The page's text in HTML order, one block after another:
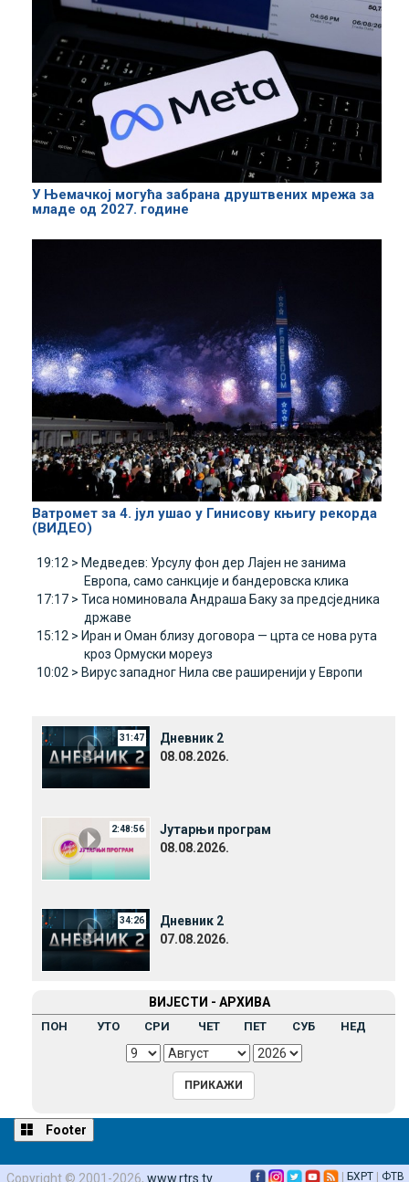
У Њемачкој могућа забрана друштвених мрежа за
младе од 2027. године
Ватромет за 4. јул ушао у Гинисову књигу рекорда
(ВИДЕО)
19:12 > Медведев: Урсулу фон дер Лајен не занима
Европа, само санкције и бандеровска клика
17:17 > Тиса номиновала Андраша Баку за предсједника
државе
15:12 > Иран и Оман близу договора — црта се нова рута
кроз Ормуски мореуз
10:02 > Вирус западног Нила све раширенији у Европи
31:47
Дневник 2
08.08.2026.
2:48:56
Јутарњи програм
08.08.2026.
34:26
Дневник 2
07.08.2026.
ВИЈЕСТИ - АРХИВА
ПОН УТО СРИ ЧЕТ ПЕТ СУБ НЕД
Footer
Copyright © 2001-2026, www.rtrs.tv | БХРТ | ФТВ